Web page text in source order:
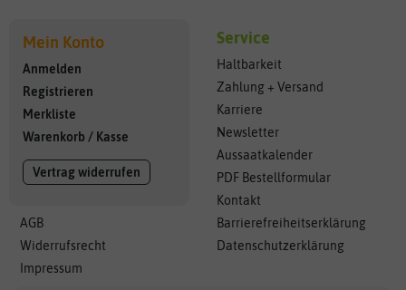
Mein Konto
Anmelden
Registrieren
Merkliste
Warenkorb / Kasse
Vertrag widerrufen
AGB
Widerrufsrecht
Impressum
Service
Haltbarkeit
Zahlung + Versand
Karriere
Newsletter
Aussaatkalender
PDF Bestellformular
Kontakt
Barrierefreiheitserklärung
Datenschutzerklärung